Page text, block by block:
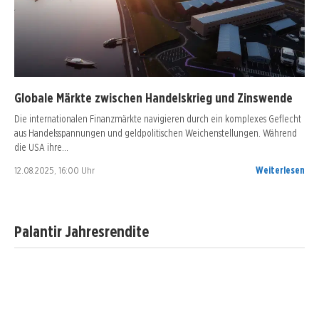
Globale Märkte zwischen Handelskrieg und Zinswende
Die internationalen Finanzmärkte navigieren durch ein komplexes Geflecht
aus Handelsspannungen und geldpolitischen Weichenstellungen. Während
die USA ihre…
12.08.2025, 16:00 Uhr Weiterlesen
Palantir Jahresrendite